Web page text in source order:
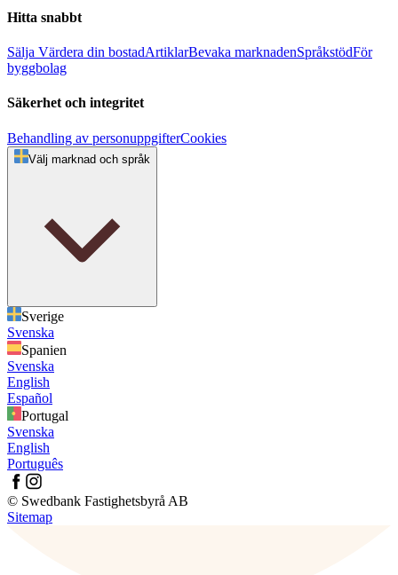
Hitta snabbt
Sälja Värdera din bostadArtiklarBevaka marknadenSpråkstödFör
byggbolag
Säkerhet och integritet
Behandling av personuppgifterCookies
Välj marknad och språk
Sverige
Svenska
Spanien
Svenska
English
Español
Portugal
Svenska
English
Português
© Swedbank Fastighetsbyrå AB
Sitemap